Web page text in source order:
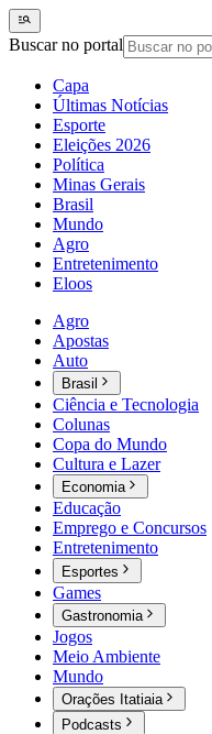
Buscar no portal
Capa
Últimas Notícias
Esporte
Eleições 2026
Política
Minas Gerais
Brasil
Mundo
Agro
Entretenimento
Eloos
Agro
Apostas
Auto
Brasil
Ciência e Tecnologia
Colunas
Copa do Mundo
Cultura e Lazer
Economia
Educação
Emprego e Concursos
Entretenimento
Esportes
Games
Gastronomia
Jogos
Meio Ambiente
Mundo
Orações Itatiaia
Podcasts